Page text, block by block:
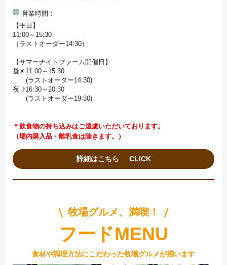
営業時間
【平日】
11:00～15:30
（ラストオーダー14:30）
【サマーナイトファーム開催日】
昼☀11:00～15:30
(ラストオーダー14:30)
夜☽16:30～20:30
(ラストオーダー19:30)
＊飲食物の持ち込みはご遠慮いただいております。
（場内購入品・離乳食は除きます。）
詳細はこちら
牧場グルメ、満喫！
フードMENU
食材や調理方法にこだわった牧場グルメが揃います